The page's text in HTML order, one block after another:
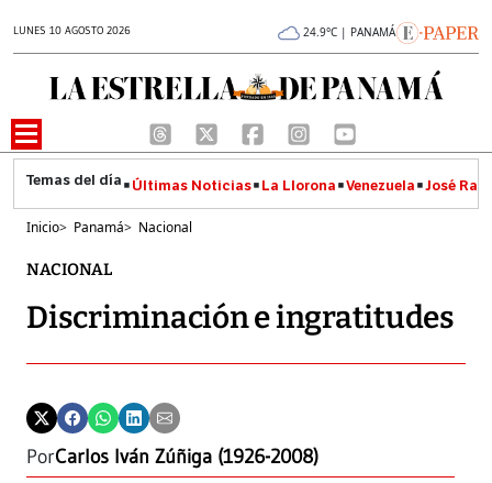
LUNES 10 AGOSTO 2026 24.9°C | PANAMÁ
Últimas Noticias La Llorona Venezuela José
Inicio> Panamá> Nacional
NACIONAL
Discriminación e ingratitudes
PorCarlos Iván Zúñiga (1926-2008)